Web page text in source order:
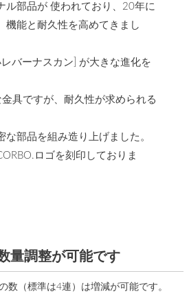
ル部品が 使われており、20年に
機能と耐久性を高めてきまし
バーナスカン] が大きな進化を
具ですが、耐久性が求められる
な部品を組み造り上げました。
ロゴを刻印しておりま
量調整が可能です
数（標準は4連）は増減が可能です。